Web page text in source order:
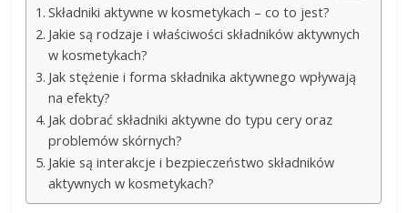
Składniki aktywne w kosmetykach – co to jest?
Jakie są rodzaje i właściwości składników aktywnych
w kosmetykach?
Jak stężenie i forma składnika aktywnego wpływają
na efekty?
Jak dobrać składniki aktywne do typu cery oraz
problemów skórnych?
Jakie są interakcje i bezpieczeństwo składników
aktywnych w kosmetykach?